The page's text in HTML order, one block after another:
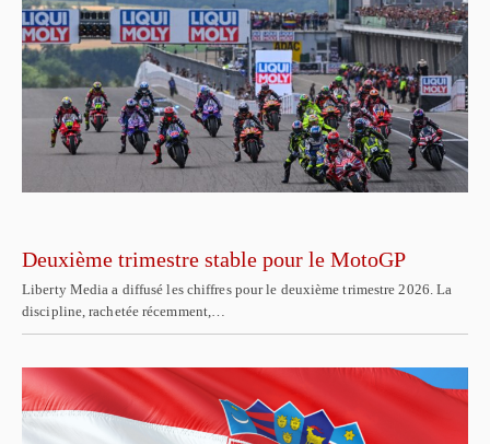
Deuxième trimestre stable pour le MotoGP
Liberty Media a diffusé les chiffres pour le deuxième trimestre 2026. La
discipline, rachetée récemment,…